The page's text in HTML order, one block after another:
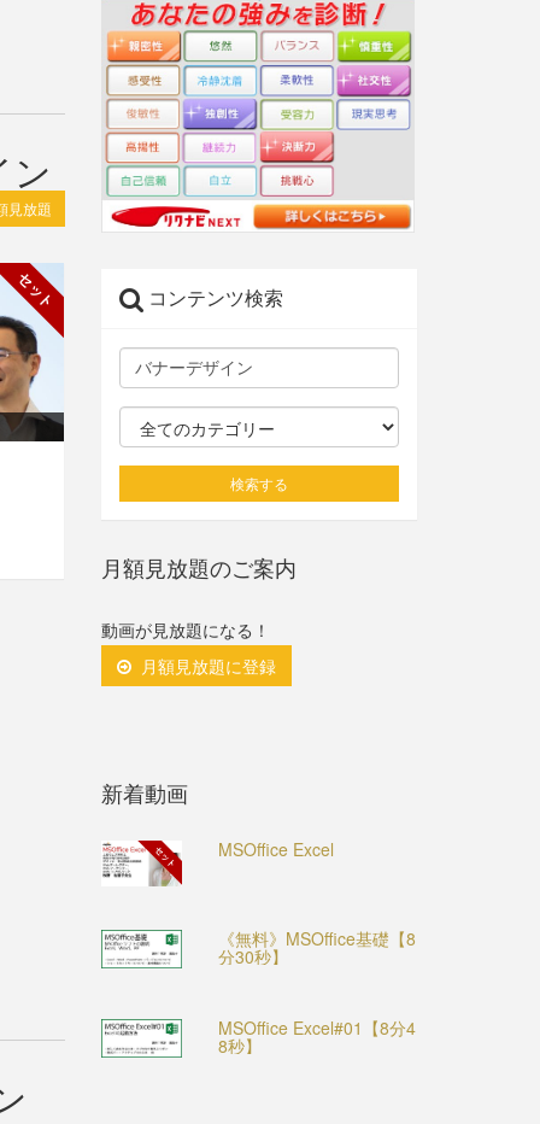
ン
見放題
セット コンテンツ検索
検索する
月額見放題のご案内
動画が見放題になる！
月額見放題に登録
新着動画
セット MSOffice Excel
《無料》MSOffice基礎【8
分30秒】
MSOffice Excel#01【8分4
8秒】